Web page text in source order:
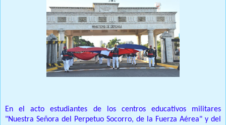
En el acto estudiantes de los centros educativos militares
"Nuestra Señora del Perpetuo Socorro, de la Fuerza Aérea" y del